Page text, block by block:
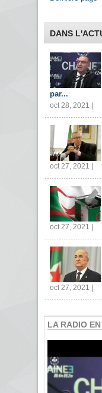
DANS
par...
oct 28, 2021 |
oct 27, 2021 |
oct 27, 2021 |
oct 27, 2021 |
LA RADIO